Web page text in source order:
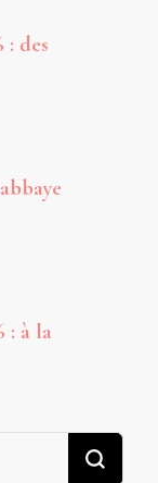
des
: à la